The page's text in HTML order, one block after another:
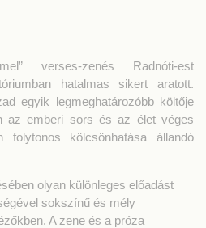
verses-zenés Radnóti-est
hatalmas sikert aratott.
egyik legmeghatározóbb költője
az emberi sors és az élet véges
kölcsönhatása állandó
olyan különleges előadást
sokszínű és mély
A zene és a próza